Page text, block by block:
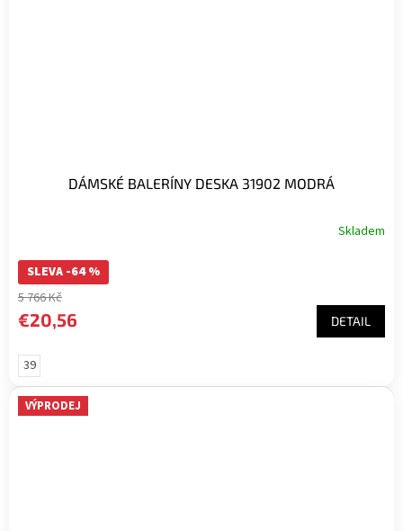
DÁMSKÉ BALERÍNY DESKA 31902 MODRÁ
Skladem
SLEVA -64 %
5 766 Kč
€20,56 DETAIL
39
VÝPRODEJ